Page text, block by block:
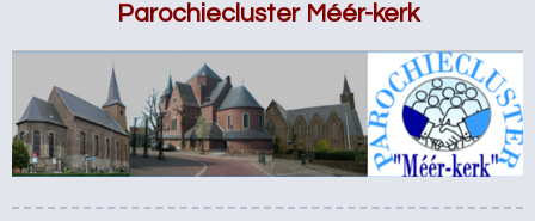
Parochiecluster Méér-kerk